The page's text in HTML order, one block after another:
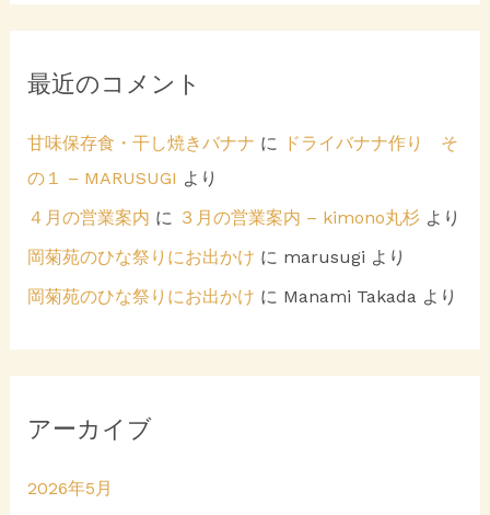
最近のコメント
甘味保存食・干し焼きバナナ に
ドライバナナ作り そ
の１ – MARUSUGI より
４月の営業案内 に ３月の営業案内 – kimono丸杉より
岡菊苑のひな祭りにお出かけ に marusugi より
岡菊苑のひな祭りにお出かけ に Manami Takada より
アーカイブ
2026年5月